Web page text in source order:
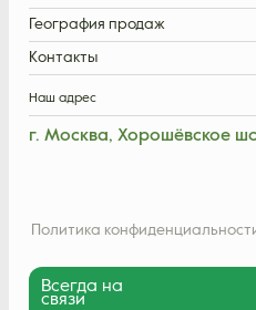
География продаж
Контакты
Политика
Наш адрес
г. Москва, Хорошёвское
Всегда на
связи